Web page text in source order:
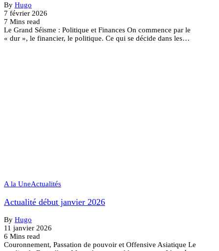
By Hugo
7 février 2026
7 Mins read
Le Grand Séisme : Politique et Finances On commence par le
« dur », le financier, le politique. Ce qui se décide dans les…
A la UneActualités
Actualité début janvier 2026
By Hugo
11 janvier 2026
6 Mins read
Couronnement, Passation de pouvoir et Offensive Asiatique Le